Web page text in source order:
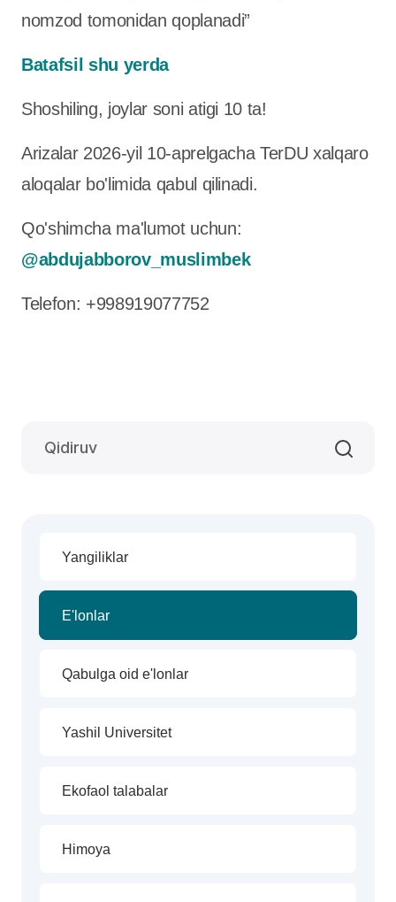
nomzod tomonidan qoplanadi”
Batafsil shu yerda
Shoshiling, joylar soni atigi 10 ta!
Arizalar 2026-yil 10-aprelgacha TerDU xalqaro
aloqalar bo'limida qabul qilinadi.
Qo'shimcha ma'lumot uchun:
@abdujabborov_muslimbek
Telefon: +998919077752
Yangiliklar
E'lonlar
Qabulga oid e'lonlar
Yashil Universitet
Ekofaol talabalar
Himoya